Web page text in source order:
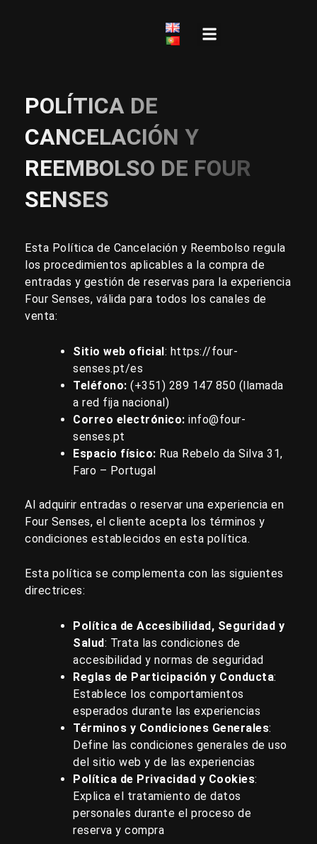
POLÍTICA DE
CANCELACIÓN Y
REEMBOLSO DE FOUR
SENSES
Esta Política de Cancelación y Reembolso regula
los procedimientos aplicables a la compra de
entradas y gestión de reservas para la experiencia
Four Senses, válida para todos los canales de
venta:
Sitio web oficial: https://four-
senses.pt/es
Teléfono: (+351) 289 147 850 (llamada
a red fija nacional)
Correo electrónico: info@four-
senses.pt
Espacio físico: Rua Rebelo da Silva 31,
Faro – Portugal
Al adquirir entradas o reservar una experiencia en
Four Senses, el cliente acepta los términos y
condiciones establecidos en esta política.
Esta política se complementa con las siguientes
directrices:
Política de Accesibilidad, Seguridad y
Salud: Trata las condiciones de
accesibilidad y normas de seguridad
Reglas de Participación y Conducta:
Establece los comportamientos
esperados durante las experiencias
Términos y Condiciones Generales:
Define las condiciones generales de uso
del sitio web y de las experiencias
Política de Privacidad y Cookies:
Explica el tratamiento de datos
personales durante el proceso de
reserva y compra